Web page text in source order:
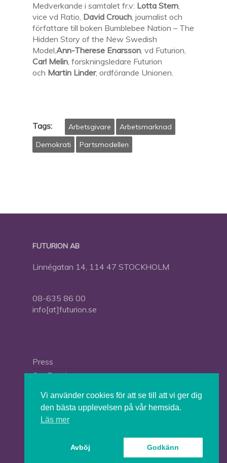
Medverkande i samtalet fr.v: Lotta Stern,
vice vd Ratio, David Crouch, journalist och
författare till boken Bumblebee Nation – The
Hidden Story of the New Swedish
Model,Ann-Therese Enarsson, vd Futurion,
Carl Melin, forskningsledare Futurion
och Martin Linder, ordförande Unionen.
Tags: Arbetsgivare
Arbetsmarknad
Demokrati
Partsmodellen
FUTURION AB
Linnégatan 14, 114 47 STOCKHOLM
08-635 86 00
info[at]futurion.se
Press
Om Futurion
Vi använder cookies för att se till att vi ger dig
den bästa upplevelsen på vår hemsida.
Läs mer
Avböj Godkänn